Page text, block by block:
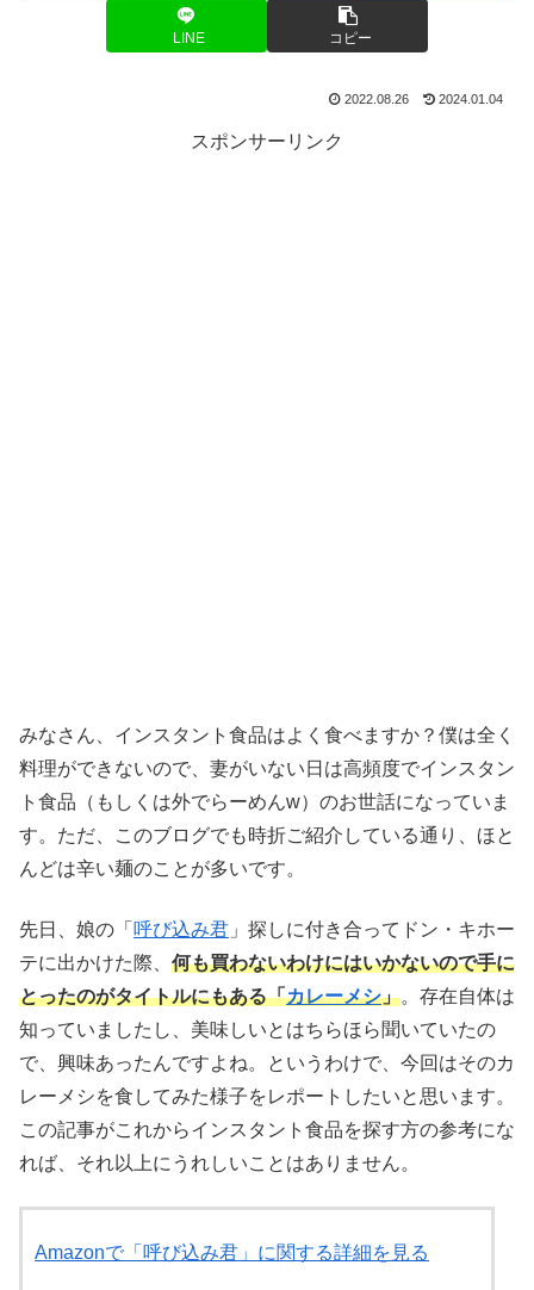
LINE コピー
2022.08.26 2024.01.04
スポンサーリンク
みなさん、インスタント食品はよく食べますか？僕は全く
料理ができないので、妻がいない日は高頻度でインスタン
ト食品（もしくは外でらーめんw）のお世話になっていま
す。ただ、このブログでも時折ご紹介している通り、ほと
んどは辛い麺のことが多いです。
先日、娘の「 呼び込み君 」探しに付き合ってドン・キホー
テに出かけた際、 何も買わないわけにはいかないので手に
とったのがタイトルにもある「カレーメシ」。存在自体は
知っていましたし、美味しいとはちらほら聞いていたの
で、興味あったんですよね。というわけで、今回はそのカ
レーメシを食してみた様子をレポートしたいと思います。
この記事がこれからインスタント食品を探す方の参考にな
れば、それ以上にうれしいことはありません。
Amazonで「呼び込み君」に関する詳細を見る